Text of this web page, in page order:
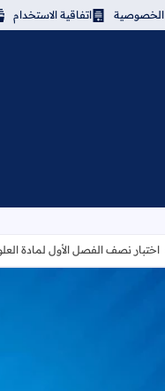
اتفاقية الاستخدام
اختبار نصف الفصل الأول لمادة